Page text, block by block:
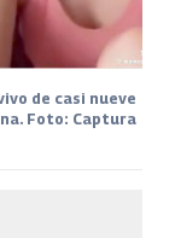
de casi nueve
Foto: Captura